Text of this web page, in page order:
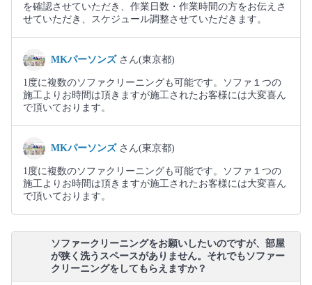
を確認させていただき、作業日数・作業時間の方をお伝えさ
せていただき、スケジュール調整させていただきます。
MKパーソンズ さん(東京都)
1度に複数のソファクリーニングも可能です。ソファ１つの
施工よりお時間は頂きますが施工されたお客様には大変喜ん
で頂いております。
MKパーソンズ さん(東京都)
1度に複数のソファクリーニングも可能です。ソファ１つの
施工よりお時間は頂きますが施工されたお客様には大変喜ん
で頂いております。
ソファークリーニングをお願いしたいのですが、部屋
が狭く洗うスペースがありません。それでもソファー
クリーニングをしてもらえますか？